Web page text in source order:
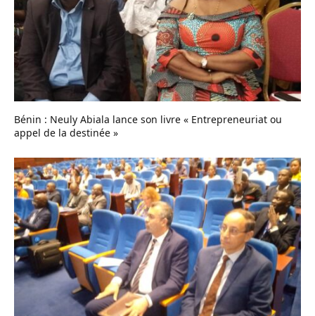
Bénin : Neuly Abiala lance son livre « Entrepreneuriat ou
appel de la destinée »